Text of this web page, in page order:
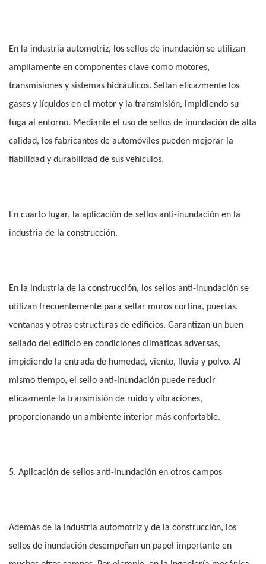
En la industria automotriz, los sellos de inundación se utilizan
ampliamente en componentes clave como motores,
transmisiones y sistemas hidráulicos. Sellan eficazmente los
gases y líquidos en el motor y la transmisión, impidiendo su
fuga al entorno. Mediante el uso de sellos de inundación de alta
calidad, los fabricantes de automóviles pueden mejorar la
fiabilidad y durabilidad de sus vehículos.
En cuarto lugar, la aplicación de sellos anti-inundación en la
industria de la construcción.
En la industria de la construcción, los sellos anti-inundación se
utilizan frecuentemente para sellar muros cortina, puertas,
ventanas y otras estructuras de edificios. Garantizan un buen
sellado del edificio en condiciones climáticas adversas,
impidiendo la entrada de humedad, viento, lluvia y polvo. Al
mismo tiempo, el sello anti-inundación puede reducir
eficazmente la transmisión de ruido y vibraciones,
proporcionando un ambiente interior más confortable.
5. Aplicación de sellos anti-inundación en otros campos
Además de la industria automotriz y de la construcción, los
sellos de inundación desempeñan un papel importante en